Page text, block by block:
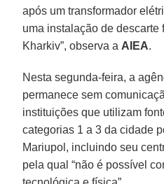
após um transformador
uma instalação de
Kharkiv”, observa a AIEA.
Nesta segunda-feira, a
permanece sem
instituições que utilizam
categorias 1 a 3 da cidade
Mariupol, incluindo seu
pela qual “não é possível